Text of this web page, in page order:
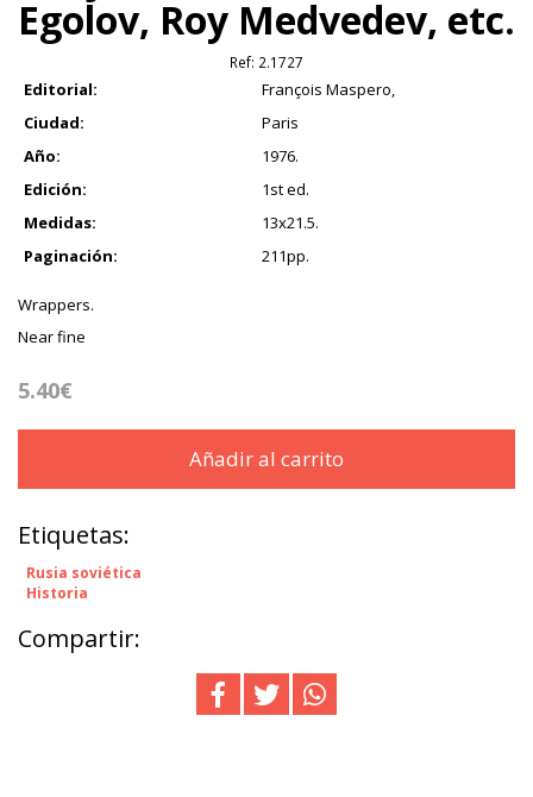
Egolov, Roy Medvedev, etc.
Ref: 2.1727
Editorial:
François Maspero,
Ciudad:
Paris
Año:
1976.
Edición:
1st ed.
Medidas:
13x21.5.
Paginación:
211pp.
Wrappers.
Near fine
5.40€
Añadir al carrito
Etiquetas:
Rusia soviética
Historia
Compartir: